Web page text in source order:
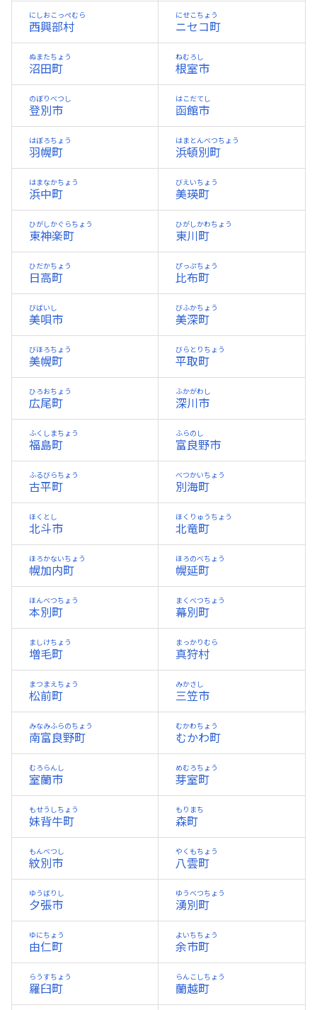
西興部村
にしおこっぺむら
ニセコ町
にせこちょう
沼田町
ぬまたちょう
根室市
ねむろし
登別市
のぼりべつし
函館市
はこだてし
羽幌町
はぼろちょう
浜頓別町
はまとんべつちょう
浜中町
はまなかちょう
美瑛町
びえいちょう
東神楽町
ひがしかぐらちょう
東川町
ひがしかわちょう
日高町
ひだかちょう
比布町
ぴっぷちょう
美唄市
びばいし
美深町
びふかちょう
美幌町
びほろちょう
平取町
びらとりちょう
広尾町
ひろおちょう
深川市
ふかがわし
福島町
ふくしまちょう
富良野市
ふらのし
古平町
ふるびらちょう
別海町
べつかいちょう
北斗市
ほくとし
北竜町
ほくりゅうちょう
幌加内町
ほろかないちょう
幌延町
ほろのべちょう
本別町
ほんべつちょう
幕別町
まくべつちょう
増毛町
ましけちょう
真狩村
まっかりむら
松前町
まつまえちょう
三笠市
みかさし
南富良野町
みなみふらのちょう
むかわ町
むかわちょう
室蘭市
むろらんし
芽室町
めむろちょう
妹背牛町
もせうしちょう
森町
もりまち
紋別市
もんべつし
八雲町
やくもちょう
夕張市
ゆうばりし
湧別町
ゆうべつちょう
由仁町
ゆにちょう
余市町
よいちちょう
羅臼町
らうすちょう
蘭越町
らんこしちょう